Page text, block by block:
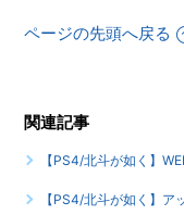
【PS4/北斗が如く】
ページの先頭へ戻る
関連記事
【PS4/北斗が如く】
【PS4/北斗が如く】